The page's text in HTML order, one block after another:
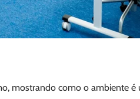
mostrando como o ambiente é